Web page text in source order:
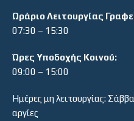
Ωράριο Λειτουργίας
07:30 – 15:30
Ώρες Υποδοχής Κοινού:
09:00 – 15:00
Ημέρες μη λειτουργίας:
αργίες